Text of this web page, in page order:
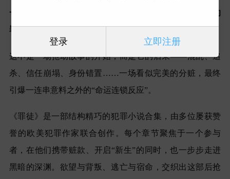
一场价值七百万美元的天衣无缝的劫案。
分头逃命的
罪徒。没有回头路，也没有赢家。
这不是一场抢劫故事的开始，而是它的后果——混乱、追
杀、信任崩塌、身份错置 ……一场看似完美的分赃，最终
引爆一连串意料之外的“命运连锁反应”。
《罪徒》是一部结构精巧的犯罪小说合集，由多位屡获赞
誉的欧美犯罪作家联合创作。每个章节聚焦于一个参与
者，在他们携带赃款、开启“新生”的同时，也一步步走进
黑暗的深渊。欲望与背叛、逃亡与宿命，交织出这部后抢
登录 立即注册